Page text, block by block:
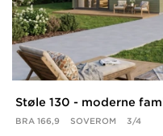
Støle 130 - moderne
BRA 166,9 SOVEROM 3/4